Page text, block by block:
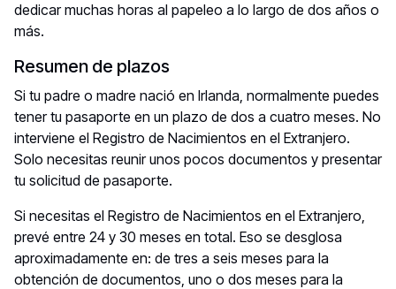
dedicar muchas horas al papeleo a lo largo de dos años o
más.
Resumen de plazos
Si tu padre o madre nació en Irlanda, normalmente puedes
tener tu pasaporte en un plazo de dos a cuatro meses. No
interviene el Registro de Nacimientos en el Extranjero.
Solo necesitas reunir unos pocos documentos y presentar
tu solicitud de pasaporte.
Si necesitas el Registro de Nacimientos en el Extranjero,
prevé entre 24 y 30 meses en total. Eso se desglosa
aproximadamente en: de tres a seis meses para la
obtención de documentos, uno o dos meses para la